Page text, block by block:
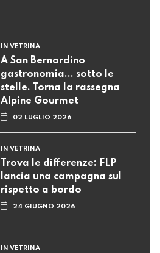
IN VETRINA
A San Bernardino
gastronomia... sotto le
stelle. Torna la rassegna
Alpine Gourmet
02 LUGLIO 2026
IN VETRINA
Trova le differenze: FLP
lancia una campagna sul
rispetto a bordo
24 GIUGNO 2026
IN VETRINA